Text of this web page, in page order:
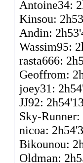
Antoine34:
Kinsou:
Andin:
Wassim95:
rasta666:
Geoffrom:
joey31:
JJ92:
Sky-
nicoa:
Bikounou:
Oldman: